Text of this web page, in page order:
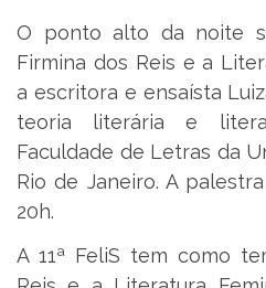
O ponto alto da noite
Firmina dos Reis e a
a escritora e ensaísta
teoria literária e
Faculdade de Letras da
Rio de Janeiro. A
20h.
A 11ª FeliS tem como